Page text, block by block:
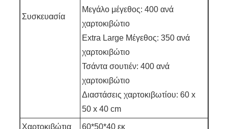
Συσκευασία
Μεγάλο μέγεθος: 400 ανά
χαρτοκιβώτιο
Extra Large Μέγεθος: 350 ανά
χαρτοκιβώτιο
Τσάντα σουτιέν: 400 ανά
χαρτοκιβώτιο
Διαστάσεις χαρτοκιβωτίου: 60 x
50 x 40 cm
Χαρτοκιβώτια 60*50*40 εκ